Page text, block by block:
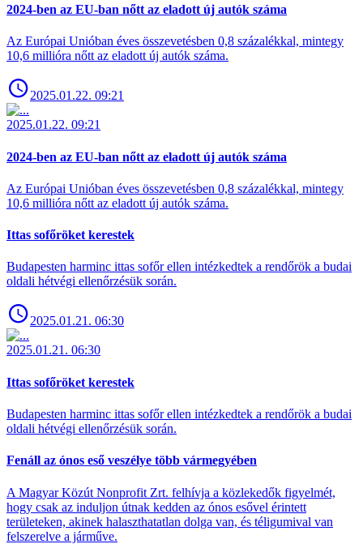
2024-ben az EU-ban nőtt az eladott új autók száma
Az Európai Unióban éves összevetésben 0,8 százalékkal, mintegy
10,6 millióra nőtt az eladott új autók száma.
2025.01.22. 09:21
2025.01.22. 09:21
2024-ben az EU-ban nőtt az eladott új autók száma
Az Európai Unióban éves összevetésben 0,8 százalékkal, mintegy
10,6 millióra nőtt az eladott új autók száma.
Ittas sofőröket kerestek
Budapesten harminc ittas sofőr ellen intézkedtek a rendőrök a budai
oldali hétvégi ellenőrzésük során.
2025.01.21. 06:30
2025.01.21. 06:30
Ittas sofőröket kerestek
Budapesten harminc ittas sofőr ellen intézkedtek a rendőrök a budai
oldali hétvégi ellenőrzésük során.
Fenáll az ónos eső veszélye több vármegyében
A Magyar Közút Nonprofit Zrt. felhívja a közlekedők figyelmét,
hogy csak az induljon útnak kedden az ónos esővel érintett
területeken, akinek halaszthatatlan dolga van, és téligumival van
felszerelve a járműve.